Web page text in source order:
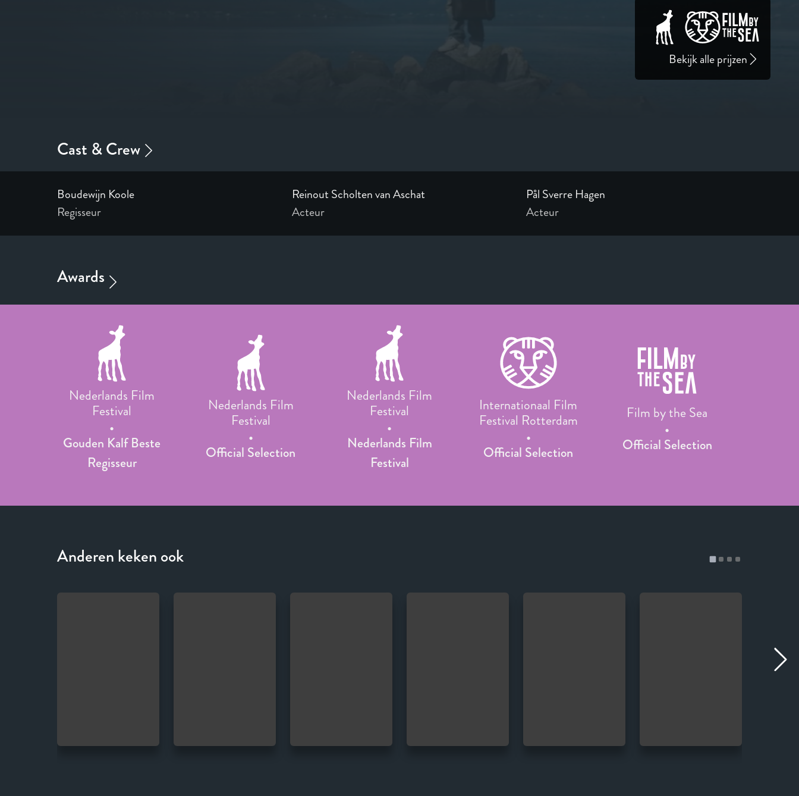
Bekijk alle prijzen
Boudewijn Koole
Regisseur
Reinout Scholten van Aschat
Acteur
Pål Sverre Hagen
Acteur
Nederlands Film
Festival
Gouden Kalf Beste
Regisseur
Nederlands Film
Festival
Official Selection
Nederlands Film
Festival
Nederlands Film
Festival
Internationaal Film
Festival Rotterdam
Official Selection
Film by the Sea
Official Selection